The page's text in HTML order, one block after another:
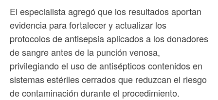
El especialista agregó que los resultados aportan
evidencia para fortalecer y actualizar los
protocolos de antisepsia aplicados a los donadores
de sangre antes de la punción venosa,
privilegiando el uso de antisépticos contenidos en
sistemas estériles cerrados que reduzcan el riesgo
de contaminación durante el procedimiento.